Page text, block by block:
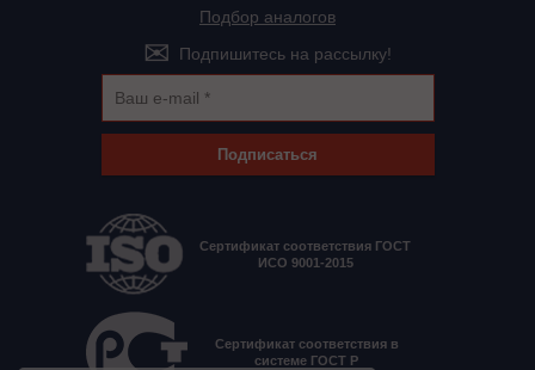
Подбор аналогов
Подпишитесь на рассылку!
Подписаться
Сертификат соответствия ГОСТ
ИСО 9001-2015
Сертификат соответствия в
системе ГОСТ Р